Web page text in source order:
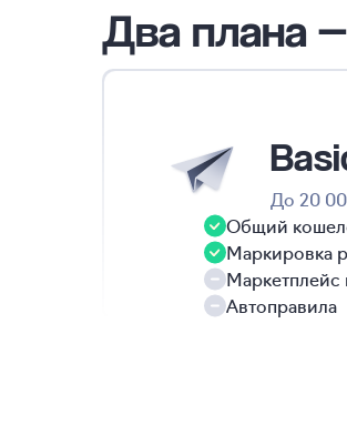
Два плана
До 20
Общий
Маркировка
Маркетплейс
Автоправила